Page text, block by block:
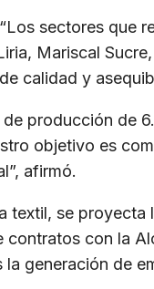
sectores que
Mariscal
calidad y
producción de
objetivo es
afirmó.
textil, se
con la
generación de